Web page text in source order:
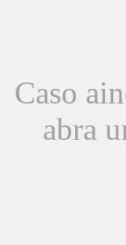
Caso
abra